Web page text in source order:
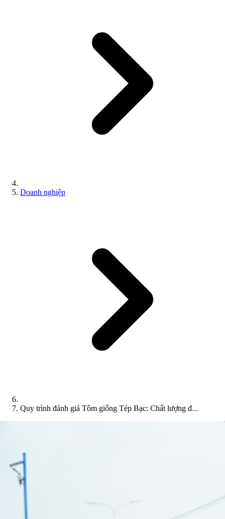
Doanh nghiệp
Quy trình đánh giá Tôm giống Tép Bạc: Chất lượng đ...